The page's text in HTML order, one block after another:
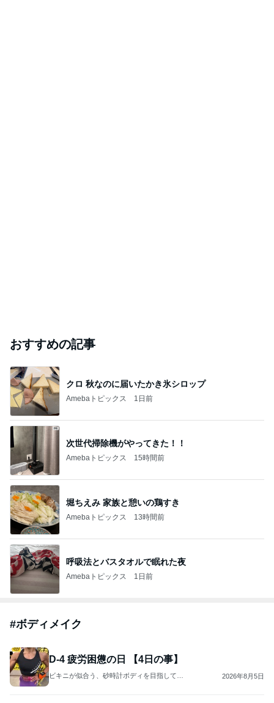
おすすめの記事
クロ 秋なのに届いたかき氷シロップ
Amebaトピックス 1日前
次世代掃除機がやってきた！！
Amebaトピックス 15時間前
堀ちえみ 家族と憩いの鶏すき
Amebaトピックス 13時間前
呼吸法とバスタオルで眠れた夜
Amebaトピックス 1日前
#ボディメイク
D-4 疲労困憊の日 【4日の事】
ビキニが似合う、砂時計ボディを目指して… 2026年8月5日